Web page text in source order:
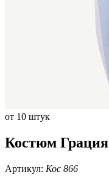
от 10 штук
Костюм Грация
Артикул: Кос 866